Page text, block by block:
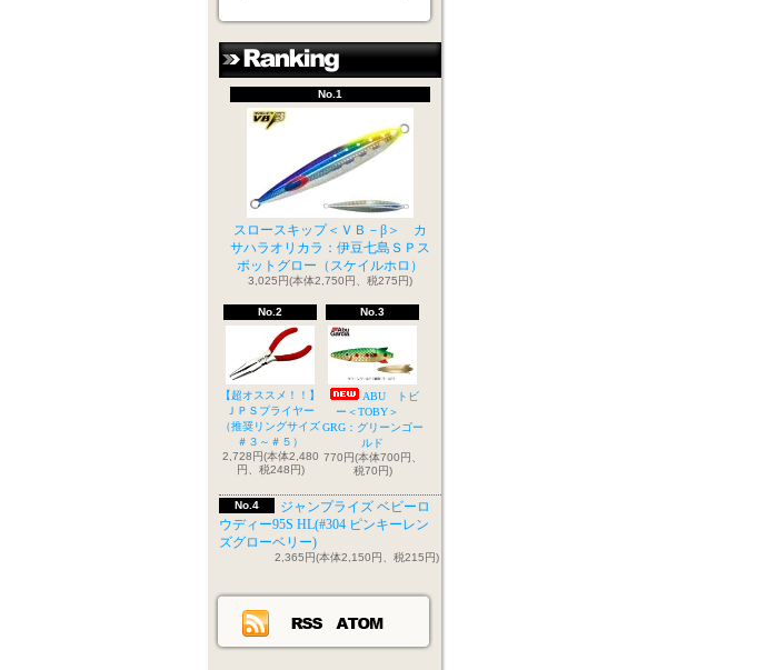
No.1
スロースキップ＜ＶＢ－β＞ カ
サハラオリカラ：伊豆七島ＳＰス
ポットグロー（スケイルホロ）
3,025円(本体2,750円、税275円)
No.2
【超オススメ！！】
ＪＰＳプライヤー
（推奨リングサイズ
＃３～＃５）
2,728円(本体2,480
円、税248円)
No.3
ABU トビ
ー＜TOBY＞
GRG：グリーンゴー
ルド
770円(本体700円、
税70円)
No.4
ジャンプライズ ベビーロ
ウディー95S HL(#304 ピンキーレン
ズグローベリー)
2,365円(本体2,150円、税215円)